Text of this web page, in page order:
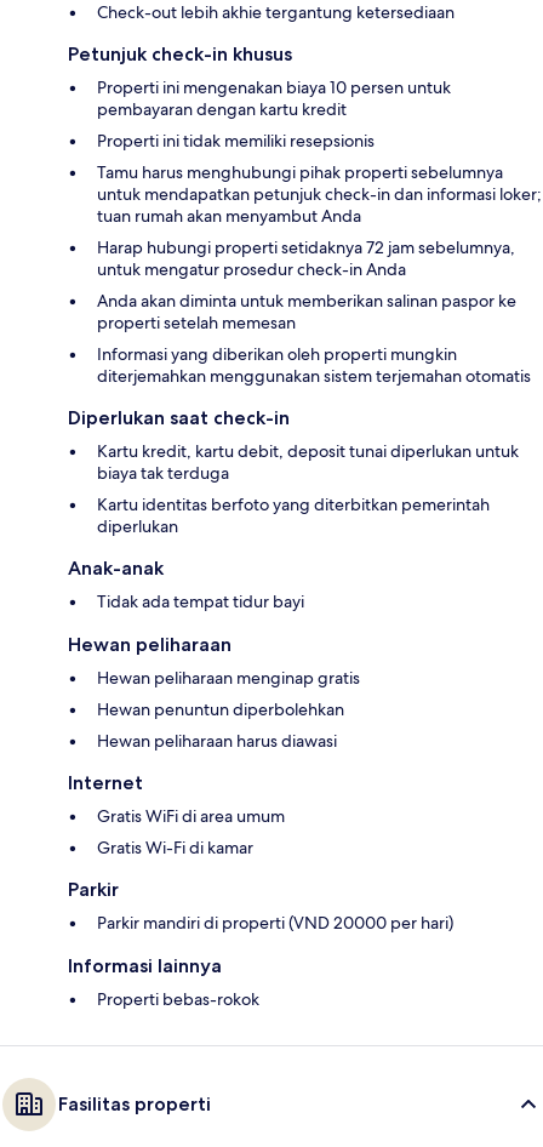
Check-out lebih akhie tergantung ketersediaan
Petunjuk check-in khusus
Properti ini mengenakan biaya 10 persen untuk
pembayaran dengan kartu kredit
Properti ini tidak memiliki resepsionis
Tamu harus menghubungi pihak properti sebelumnya
untuk mendapatkan petunjuk check-in dan informasi loker;
tuan rumah akan menyambut Anda
Harap hubungi properti setidaknya 72 jam sebelumnya,
untuk mengatur prosedur check-in Anda
Anda akan diminta untuk memberikan salinan paspor ke
properti setelah memesan
Informasi yang diberikan oleh properti mungkin
diterjemahkan menggunakan sistem terjemahan otomatis
Diperlukan saat check-in
Kartu kredit, kartu debit, deposit tunai diperlukan untuk
biaya tak terduga
Kartu identitas berfoto yang diterbitkan pemerintah
diperlukan
Anak-anak
Tidak ada tempat tidur bayi
Hewan peliharaan
Hewan peliharaan menginap gratis
Hewan penuntun diperbolehkan
Hewan peliharaan harus diawasi
Internet
Gratis WiFi di area umum
Gratis Wi-Fi di kamar
Parkir
Parkir mandiri di properti (VND 20000 per hari)
Informasi lainnya
Properti bebas-rokok
Fasilitas properti